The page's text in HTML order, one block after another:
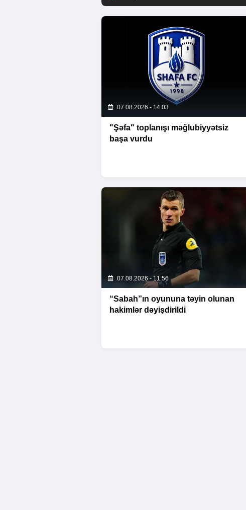
07.08.2026 - 14:03
"Şəfa" toplanışı məğlubiyyətsiz
başa vurdu
07.08.2026 - 11:56
“Sabah”ın oyununa təyin olunan
hakimlər dəyişdirildi